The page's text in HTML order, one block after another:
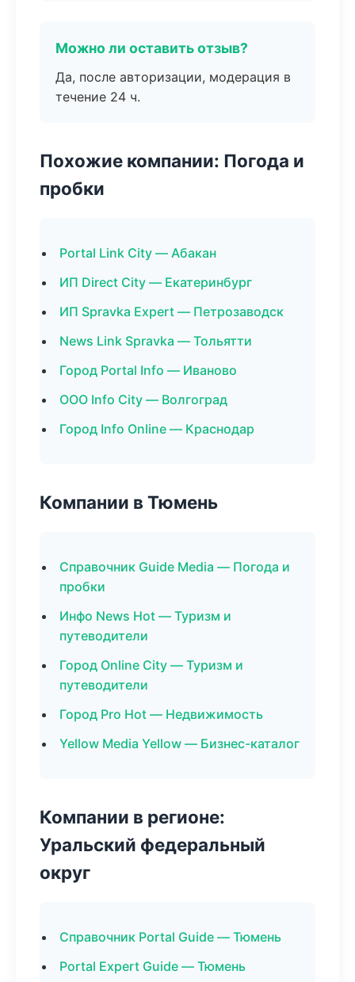
Можно ли оставить отзыв?
Да, после авторизации, модерация в
течение 24 ч.
Похожие компании: Погода и
пробки
Portal Link City — Абакан
ИП Direct City — Екатеринбург
ИП Spravka Expert — Петрозаводск
News Link Spravka — Тольятти
Город Portal Info — Иваново
ООО Info City — Волгоград
Город Info Online — Краснодар
Компании в Тюмень
Справочник Guide Media — Погода и
пробки
Инфо News Hot — Туризм и
путеводители
Город Online City — Туризм и
путеводители
Город Pro Hot — Недвижимость
Yellow Media Yellow — Бизнес-каталог
Компании в регионе:
Уральский федеральный
округ
Справочник Portal Guide — Тюмень
Portal Expert Guide — Тюмень